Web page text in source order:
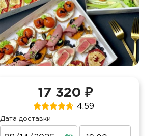
17 320 ₽
4.59
Дата доставки